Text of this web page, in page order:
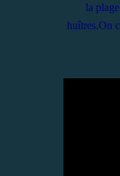
la
huîtres.On